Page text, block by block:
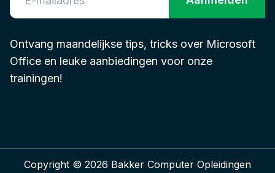
Ontvang maandelijkse tips, tricks over Microsoft
Office en leuke aanbiedingen voor onze
trainingen!
Copyright © 2026 Bakker Computer Opleidingen